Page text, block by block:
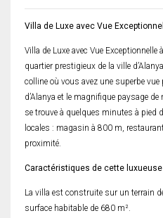
Villa de Luxe avec Vue
Villa de Luxe avec Vue
quartier prestigieux de la ville
colline où vous avez une superbe
d’Alanya et le magnifique paysage
se trouve à quelques minutes à pied
locales : magasin à 800 m,
proximité.
Caractéristiques de cette
La villa est construite sur un terrain
surface habitable de 680 m².